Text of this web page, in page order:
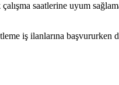
saatlerine uyum
iş ilanlarına başvururken